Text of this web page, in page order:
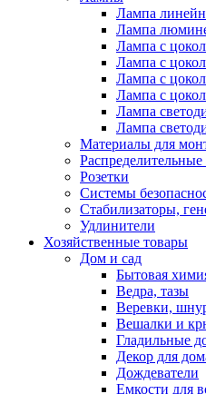
Лампа
Лампа
Лампа с
Лампа с
Лампа с
Лампа с
Лампа
Лампа
Материалы для
Распределительные
Розетки
Системы
Стабилизаторы,
Удлинители
Хозяйственные товары
Дом и сад
Бытовая
Ведра, тазы
Веревки,
Вешалки и
Гладильные
Декор для
Дождеватели
Емкости для